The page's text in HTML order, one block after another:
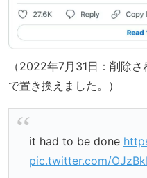
（2022年7月31日：削除
で置き換えました。）
it had to be done
pic.twitter.com/